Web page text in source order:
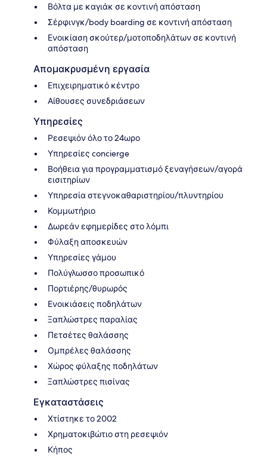
Βόλτα με καγιάκ σε κοντινή απόσταση
Σέρφινγκ/body boarding σε κοντινή απόσταση
Ενοικίαση σκούτερ/μοτοποδηλάτων σε κοντινή
απόσταση
Απομακρυσμένη εργασία
Επιχειρηματικό κέντρο
Αίθουσες συνεδριάσεων
Υπηρεσίες
Ρεσεψιόν όλο το 24ωρο
Υπηρεσίες concierge
Βοήθεια για προγραμματισμό ξεναγήσεων/αγορά
εισιτηρίων
Υπηρεσία στεγνοκαθαριστηρίου/πλυντηρίου
Κομμωτήριο
Δωρεάν εφημερίδες στο λόμπι
Φύλαξη αποσκευών
Υπηρεσίες γάμου
Πολύγλωσσο προσωπικό
Πορτιέρης/θυρωρός
Ενοικιάσεις ποδηλάτων
Ξαπλώστρες παραλίας
Πετσέτες θαλάσσης
Ομπρέλες θαλάσσης
Χώρος φύλαξης ποδηλάτων
Ξαπλώστρες πισίνας
Εγκαταστάσεις
Χτίστηκε το 2002
Χρηματοκιβώτιο στη ρεσεψιόν
Κήπος